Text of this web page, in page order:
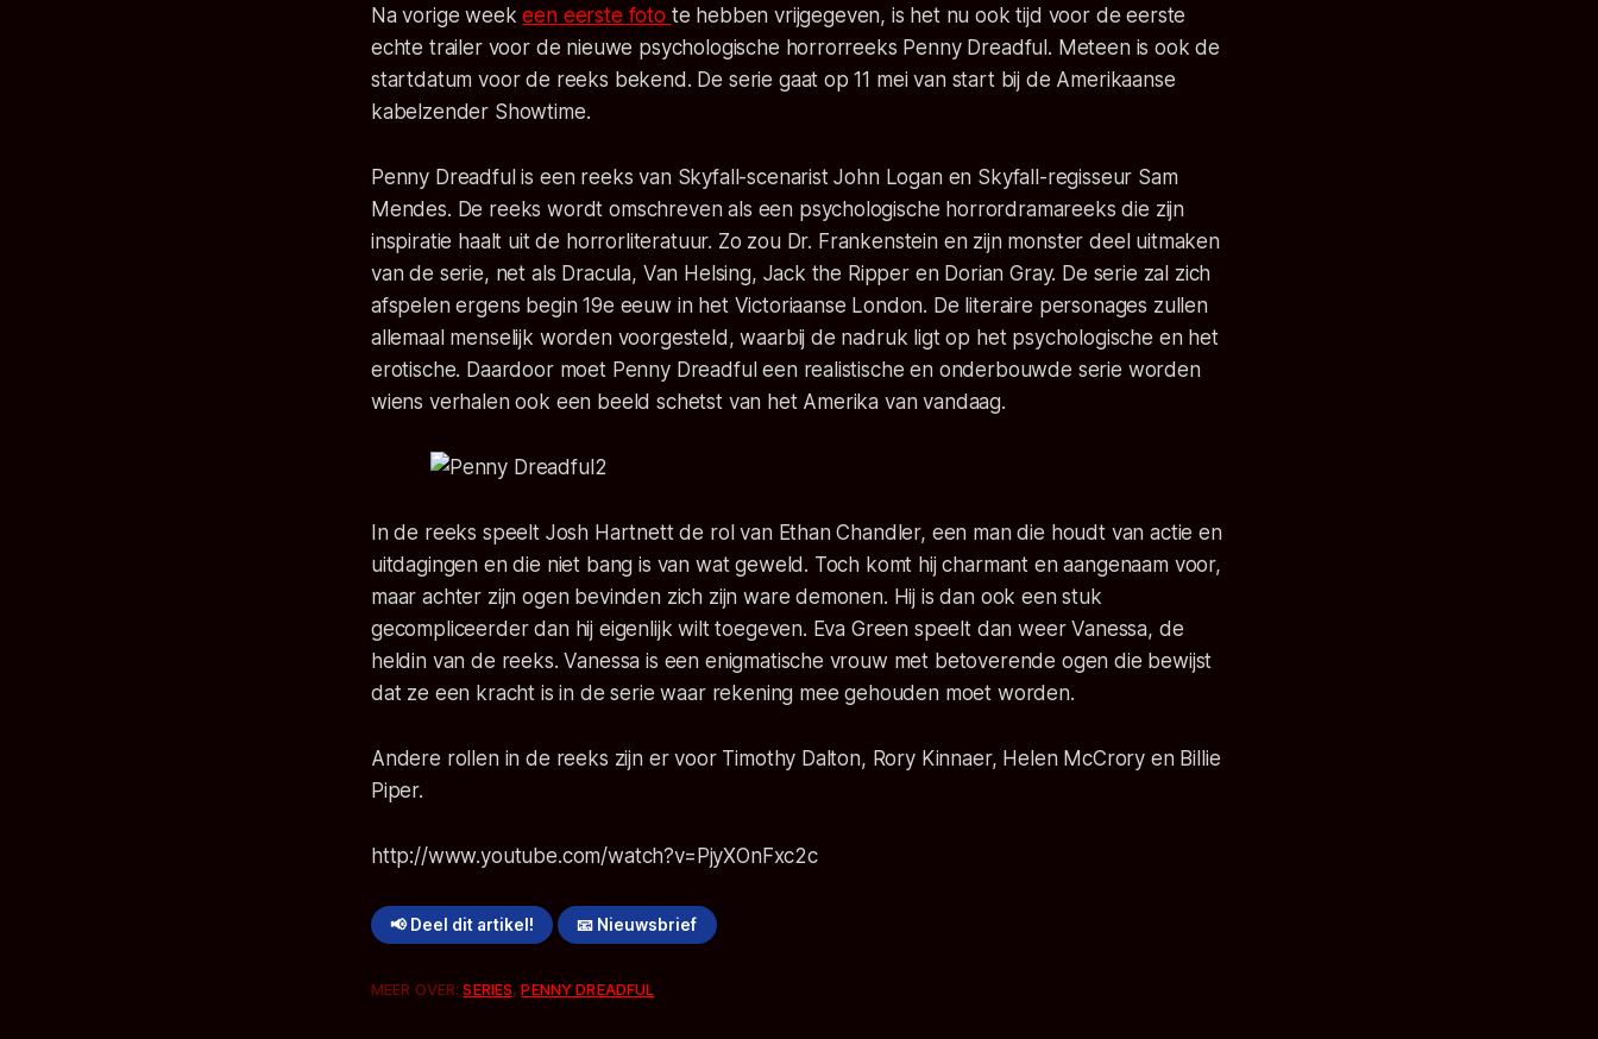
Na vorige weekeen eerste foto te hebben vrijgegeven, is het nu ook tijd voor de eerste
echte trailer voor de nieuwe psychologische horrorreeks Penny Dreadful. Meteen is ook de
startdatum voor de reeks bekend. De serie gaat op 11 mei van start bij de Amerikaanse
kabelzender Showtime.
Penny Dreadful is een reeks van Skyfall-scenarist John Logan en Skyfall-regisseur Sam
Mendes. De reeks wordt omschreven als een psychologische horrordramareeks die zijn
inspiratie haalt uit de horrorliteratuur. Zo zou Dr. Frankenstein en zijn monster deel uitmaken
van de serie, net als Dracula, Van Helsing, Jack the Ripper en Dorian Gray. De serie zal zich
afspelen ergens begin 19e eeuw in het Victoriaanse London. De literaire personages zullen
allemaal menselijk worden voorgesteld, waarbij de nadruk ligt op het psychologische en het
erotische. Daardoor moet Penny Dreadful een realistische en onderbouwde serie worden
wiens verhalen ook een beeld schetst van het Amerika van vandaag.
In de reeks speelt Josh Hartnett de rol van Ethan Chandler, een man die houdt van actie en
uitdagingen en die niet bang is van wat geweld. Toch komt hij charmant en aangenaam voor,
maar achter zijn ogen bevinden zich zijn ware demonen. Hij is dan ook een stuk
gecompliceerder dan hij eigenlijk wilt toegeven. Eva Green speelt dan weer Vanessa, de
heldin van de reeks. Vanessa is een enigmatische vrouw met betoverende ogen die bewijst
dat ze een kracht is in de serie waar rekening mee gehouden moet worden.
Andere rollen in de reeks zijn er voor Timothy Dalton, Rory Kinnaer, Helen McCrory en Billie
Piper.
http://www.youtube.com/watch?v=PjyXOnFxc2c
📢 Deel dit artikel! 📧 Nieuwsbrief
MEER OVER:SERIES,PENNY DREADFUL